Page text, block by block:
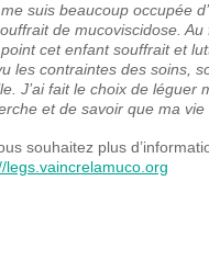
suis beaucoup occupée
de mucoviscidose.
cet enfant souffrait et
les contraintes des soins,
J’ai fait le choix de léguer
et de savoir que ma
souhaitez plus
legs.vaincrelamuco.org